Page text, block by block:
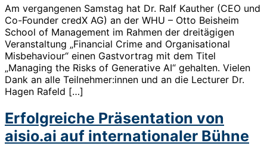
Am vergangenen Samstag hat Dr. Ralf Kauther (CEO und
Co-Founder credX AG) an der WHU – Otto Beisheim
School of Management im Rahmen der dreitägigen
Veranstaltung „Financial Crime and Organisational
Misbehaviour“ einen Gastvortrag mit dem Titel
„Managing the Risks of Generative AI“ gehalten. Vielen
Dank an alle Teilnehmer:innen und an die Lecturer Dr.
Hagen Rafeld […]
Erfolgreiche Präsentation von
aisio.ai auf internationaler Bühne